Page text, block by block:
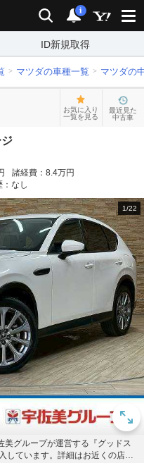
検索 通知
i
ID新規取得
マツダの車種一覧 マツダの
お気に入り
一覧を見る
最近見た
中古車
諸経費： 8.4万円
なし
1/22
美グループが運営する『グッドス
しています。詳細はお近くの店舗